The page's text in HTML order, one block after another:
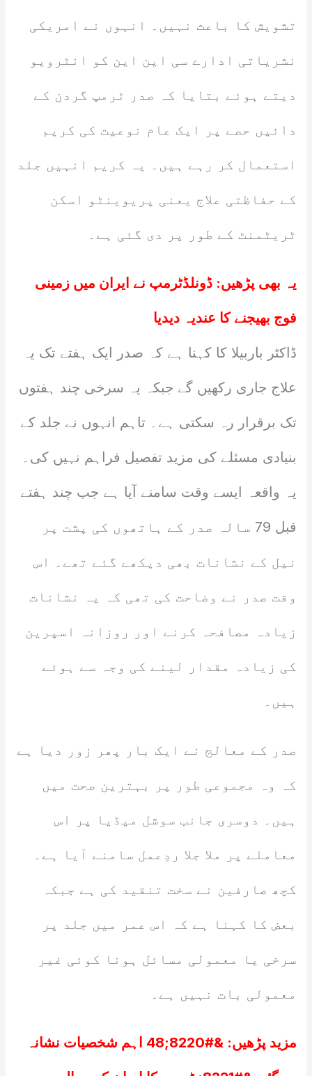
تشویش کا باعث نہیں۔ انہوں نے امریکی
نشریاتی ادارے سی این این کو انٹرویو
دیتے ہوئے بتایا کہ صدر ٹرمپ گردن کے
دائیں حصے پر ایک عام نوعیت کی کریم
استعمال کر رہے ہیں۔ یہ کریم انہیں جلد
کے حفاظتی علاج یعنی پریوینٹو اسکن
ٹریٹمنٹ کے طور پر دی گئی ہے۔
یہ بھی پڑھیں: ڈونلڈٹرمپ نے ایران میں زمینی
فوج بھیجنے کا عندیہ دیدیا
ڈاکٹر باربیلا کا کہنا ہے کہ صدر ایک ہفتے تک یہ
علاج جاری رکھیں گے جبکہ یہ سرخی چند ہفتوں
تک برقرار رہ سکتی ہے۔ تاہم انہوں نے جلد کے
بنیادی مسئلے کی مزید تفصیل فراہم نہیں کی۔
یہ واقعہ ایسے وقت سامنے آیا ہے جب چند ہفتے
قبل 79 سالہ صدر کے ہاتھوں کی پشت پر
نیل کے نشانات بھی دیکھے گئے تھے۔ اس
وقت صدر نے وضاحت کی تھی کہ یہ نشانات
زیادہ مصافحہ کرنے اور روزانہ اسپرین
کی زیادہ مقدار لینے کی وجہ سے ہوئے
ہیں۔
صدر کے معالج نے ایک بار پھر زور دیا ہے
کہ وہ مجموعی طور پر بہترین صحت میں
ہیں۔ دوسری جانب سوشل میڈیا پر اس
معاملے پر ملا جلا ردِعمل سامنے آیا ہے۔
کچھ صارفین نے سخت تنقید کی ہے جبکہ
بعض کا کہنا ہے کہ اس عمر میں جلد پر
سرخی یا معمولی مسائل ہونا کوئی غیر
معمولی بات نہیں ہے۔
مزید پڑھیں: &#8220;48 اہم شخصیات نشانہ